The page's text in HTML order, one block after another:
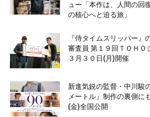
ュー「本作は、人間の回
の核心へと迫る旅」
『侍タイムスリッパー』
審査員 第１９回ＴＯＨＯ
３月３０日(月)開催
新進気鋭の監督・中川駿
メートル』制作の裏側に
(金)全国公開